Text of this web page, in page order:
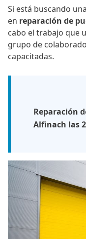
Si está buscando
en reparación de
cabo el trabajo que
grupo de
capacitadas.
Reparación
Alfinach las